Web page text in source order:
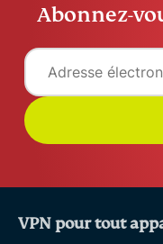
Abonnez-
VPN pour tout